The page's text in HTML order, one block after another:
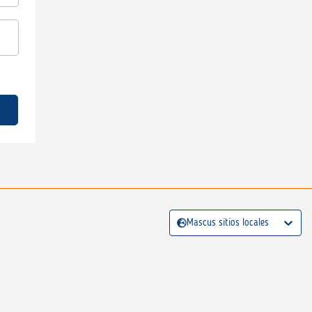
Mascus sitios locales